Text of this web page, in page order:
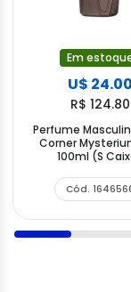
Em
U$ 24.00
R$ 124.80
Perfume
Corner
100ml (S
Cód.